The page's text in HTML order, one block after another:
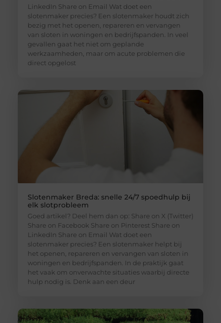
LinkedIn Share on Email Wat doet een
slotenmaker precies? Een slotenmaker houdt zich
bezig met het openen, repareren en vervangen
van sloten in woningen en bedrijfspanden. In veel
gevallen gaat het niet om geplande
werkzaamheden, maar om acute problemen die
direct opgelost
Slotenmaker Breda: snelle 24/7 spoedhulp bij
elk slotprobleem
Goed artikel? Deel hem dan op: Share on X (Twitter)
Share on Facebook Share on Pinterest Share on
LinkedIn Share on Email Wat doet een
slotenmaker precies? Een slotenmaker helpt bij
het openen, repareren en vervangen van sloten in
woningen en bedrijfspanden. In de praktijk gaat
het vaak om onverwachte situaties waarbij directe
hulp nodig is. Denk aan een deur